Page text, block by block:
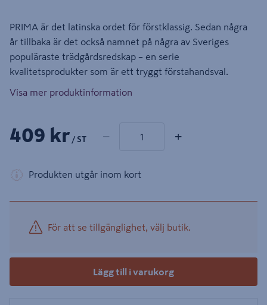
PRIMA är det latinska ordet för förstklassig. Sedan några
år tillbaka är det också namnet på några av Sveriges
populäraste trädgårdsredskap – en serie
kvalitetsprodukter som är ett tryggt förstahandsval.
Visa mer produktinformation
409 kr / ST − +
Produkten utgår inom kort
För att se tillgänglighet, välj butik.
Lägg till i varukorg